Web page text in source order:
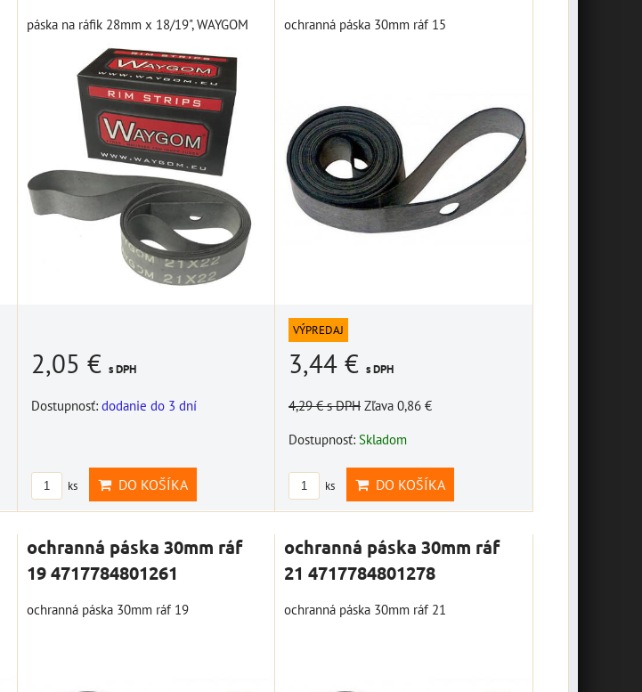
páska na ráfik 28mm x 18/19", WAYGOM
2,05 € s DPH
Dostupnosť: dodanie do 3 dní
ks DO KOŠÍKA
ochranná páska 30mm ráf 15
VÝPREDAJ
3,44 €s DPH
4,29 €s DPH Zľava 0,86 €
Dostupnosť:Skladom
ks DO KOŠÍKA
ochranná páska 30mm ráf
19 4717784801261
ochranná páska 30mm ráf 19
ochranná páska 30mm ráf
21 4717784801278
ochranná páska 30mm ráf 21